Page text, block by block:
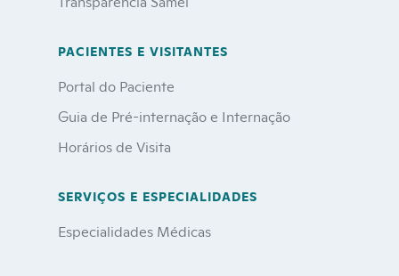
PACIENTES E VISITANTES
Portal do Paciente
Guia de Pré-internação e Internação
Horários de Visita
SERVIÇOS E ESPECIALIDADES
Especialidades Médicas